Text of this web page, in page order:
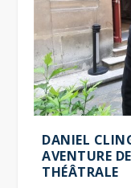
DANIEL
AVENTURE
THÉÂTRALE